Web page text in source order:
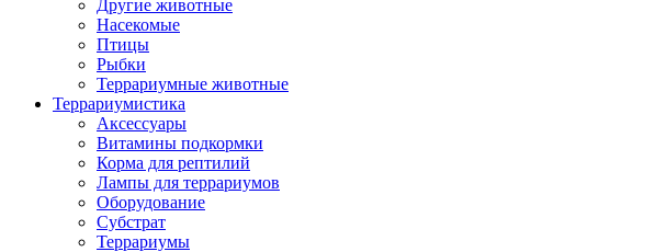
Другие животные
Насекомые
Птицы
Рыбки
Террариумные животные
Террариумистика
Аксессуары
Витамины подкормки
Корма для рептилий
Лампы для террариумов
Оборудование
Субстрат
Террариумы